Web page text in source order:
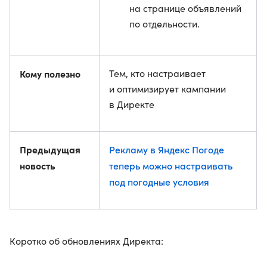
на странице объявлений
по отдельности.
Кому полезно
Тем, кто настраивает
и оптимизирует кампании
в Директе
Предыдущая
новость
Рекламу в Яндекс Погоде
теперь можно настраивать
под погодные условия
Коротко об обновлениях Директа: